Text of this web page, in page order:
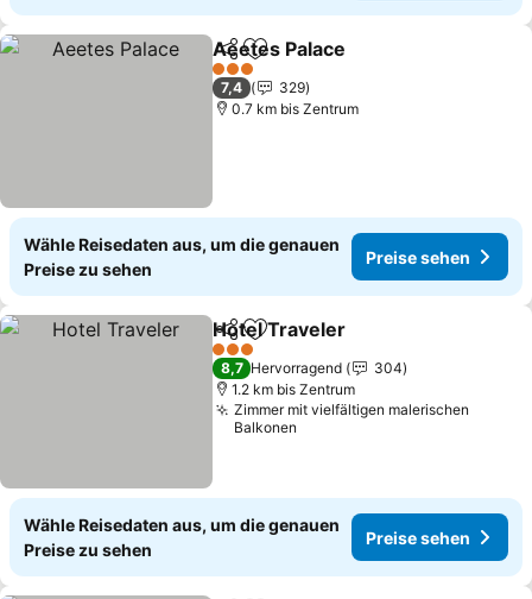
TeilenZu Favoriten hinzufügen
Aeetes Palace
3 Sterne
7,4
329
0.7 km bis Zentrum
Wähle Reisedaten aus, um die genauen
Preise zu sehen
Preise sehen
TeilenZu Favoriten hinzufügen
Hotel Traveler
3 Sterne
8,7 Hervorragend
304
1.2 km bis Zentrum
Zimmer mit vielfältigen malerischen
Balkonen
Wähle Reisedaten aus, um die genauen
Preise zu sehen
Preise sehen